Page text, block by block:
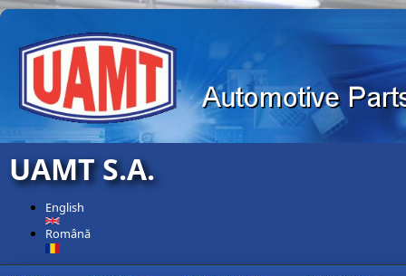
Skip to main content
UAMT S.A.
English
Română